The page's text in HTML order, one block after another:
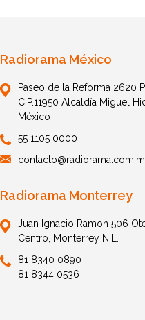
Radiorama México
Paseo de la Reforma 2620
C.P.11950 Alcaldía Miguel
México
55 1105 0000
Radiorama Monterrey
Juan Ignacio Ramon 506
Centro, Monterrey N.L.
81 8340 0890
81 8344 0536